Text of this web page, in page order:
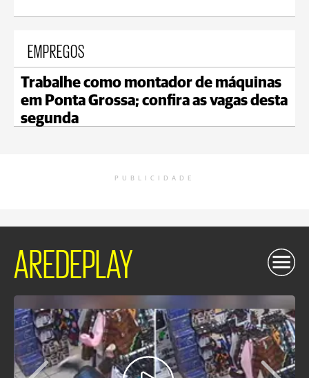
EMPREGOS
Trabalhe como montador de máquinas
em Ponta Grossa; confira as vagas desta
segunda
PUBLICIDADE
AREDEPLAY